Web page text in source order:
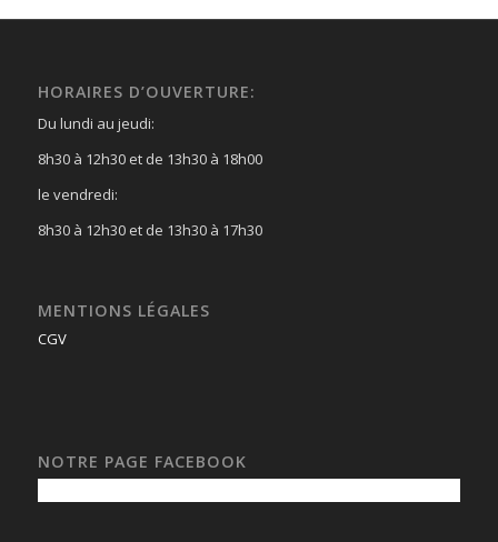
HORAIRES D’OUVERTURE:
Du lundi au jeudi:
8h30 à 12h30 et de 13h30 à 18h00
le vendredi:
8h30 à 12h30 et de 13h30 à 17h30
MENTIONS LÉGALES
CGV
NOTRE PAGE FACEBOOK